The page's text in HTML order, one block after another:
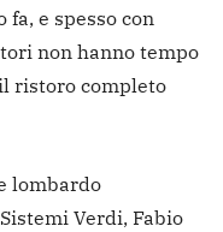
fa, e spesso con
non hanno tempo
ristoro completo
lombardo
Verdi, Fabio